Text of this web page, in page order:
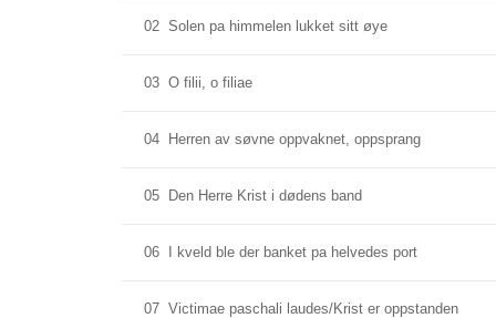
02 Solen pa himmelen lukket sitt øye
03 O filii, o filiae
04 Herren av søvne oppvaknet, oppsprang
05 Den Herre Krist i dødens band
06 I kveld ble der banket pa helvedes port
07 Victimae paschali laudes/Krist er oppstanden